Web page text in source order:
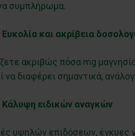
συμπλήρωμα.
Ευκολία και ακρίβεια
ακριβώς πόσα mg
να διαφέρει σημαντικά,
Κάλυψη ειδικών αναγκών
υψηλών επιδόσεων, έγκυες